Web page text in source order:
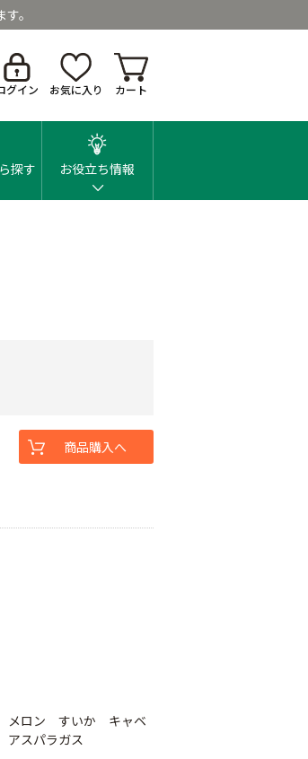
。
グイン お気に入り カート
探す お役立ち情報
ロン すいか キャベ
スパラガス
商品購入へ